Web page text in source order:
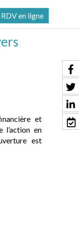
RDV en ligne
et
l’action en
est